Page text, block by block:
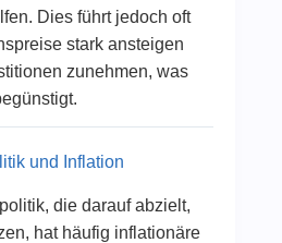
Dies führt jedoch oft
stark ansteigen
zunehmen, was
und Inflation
die darauf abzielt,
hat häufig inflationäre